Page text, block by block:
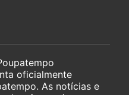
oficialmente
As notícias e